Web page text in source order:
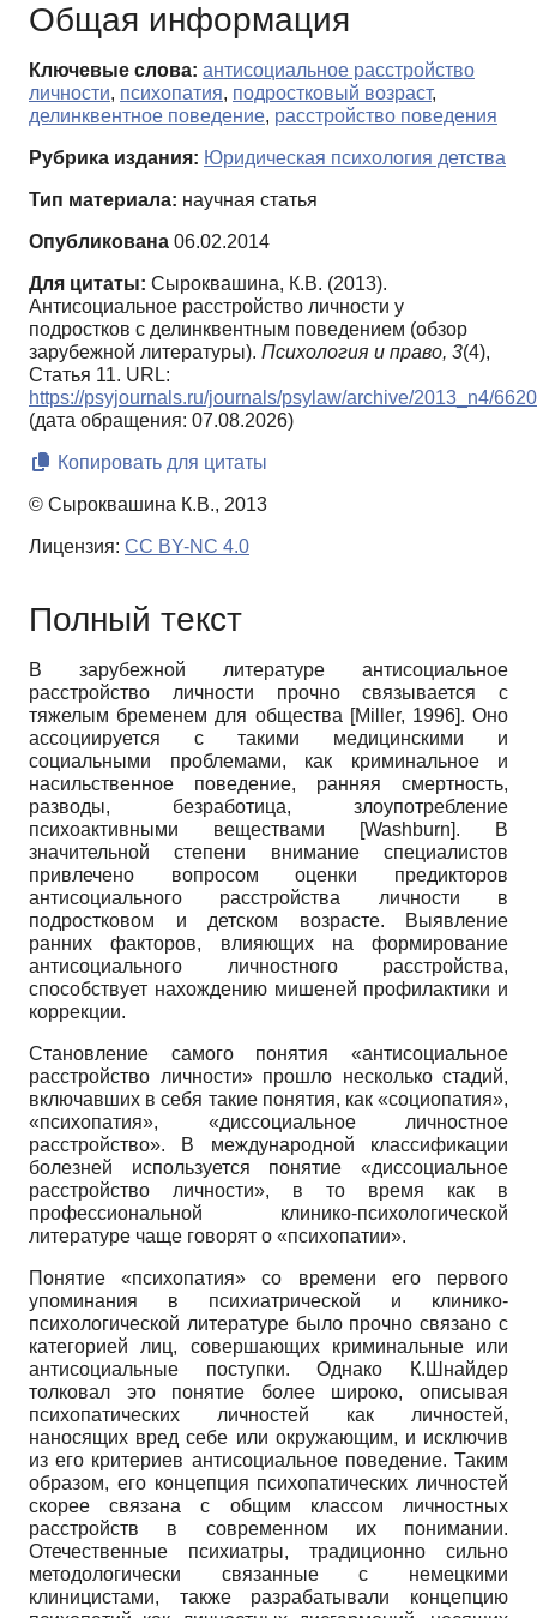
Общая информация
Ключевые слова: антисоциальное расстройство
личности, психопатия, подростковый возраст,
делинквентное поведение, расстройство поведения
Рубрика издания: Юридическая психология детства
Тип материала: научная статья
Опубликована 06.02.2014
Для цитаты: Сыроквашина, К.В. (2013).
Антисоциальное расстройство личности у
подростков с делинквентным поведением (обзор
зарубежной литературы). Психология и право, 3(4),
Статья 11. URL:
https://psyjournals.ru/journals/psylaw/archive/2013_n4/
(дата обращения: 07.08.2026)
Копировать для цитаты
© Сыроквашина К.В., 2013
Лицензия: CC BY-NC 4.0
Полный текст
В зарубежной литературе антисоциальное
расстройство личности прочно связывается с
тяжелым бременем для общества [Miller, 1996]. Оно
ассоциируется с такими медицинскими и
социальными проблемами, как криминальное и
насильственное поведение, ранняя смертность,
разводы, безработица, злоупотребление
психоактивными веществами
[Washburn]. В
значительной степени внимание специалистов
привлечено вопросом оценки предикторов
антисоциального расстройства личности в
подростковом и детском возрасте. Выявление
ранних факторов, влияющих на формирование
антисоциального личностного расстройства,
способствует нахождению мишеней профилактики и
коррекции.
Становление самого понятия «антисоциальное
расстройство личности» прошло несколько стадий,
включавших в себя такие понятия, как «социопатия»,
«психопатия», «диссоциальное личностное
расстройство». В международной классификации
болезней используется понятие «диссоциальное
расстройство личности», в то время как в
профессиональной клинико-психологической
литературе чаще говорят о «психопатии».
Понятие «психопатия» со времени его первого
упоминания в психиатрической и клинико-
психологической литературе было прочно связано с
категорией лиц, совершающих криминальные или
антисоциальные поступки. Однако К.Шнайдер
толковал это понятие более широко, описывая
психопатических личностей как личностей,
наносящих вред себе или окружающим, и исключив
из его критериев антисоциальное поведение. Таким
образом, его концепция психопатических личностей
скорее связана с общим классом личностных
расстройств в современном их понимании.
Отечественные психиатры, традиционно сильно
методологически связанные с немецкими
клиницистами, также разрабатывали концепцию